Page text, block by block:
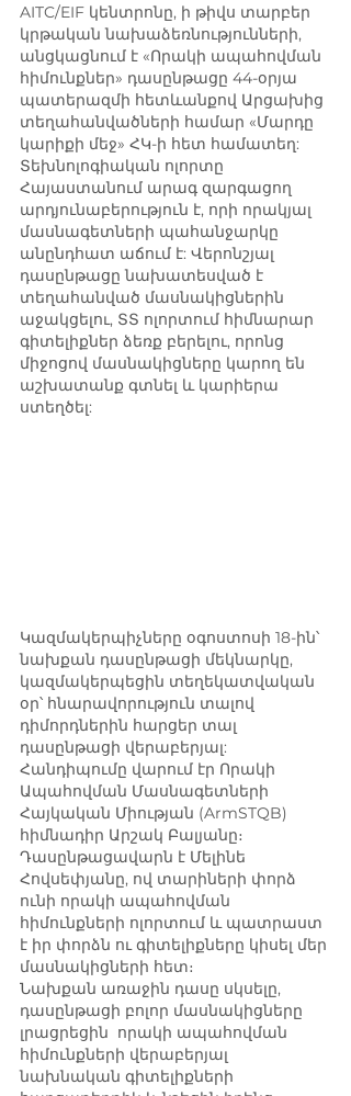
AITC/EIF կենտրոնը, ի թիվս տարբեր
կրթական նախաձեռնությունների,
անցկացնում է «Որակի ապահովման
հիմունքներ» դասընթացը 44-օրյա
պատերազմի հետևանքով Արցախից
տեղահանվածների համար «Մարդը
կարիքի մեջ» ՀԿ-ի հետ համատեղ:
Տեխնոլոգիական ոլորտը
Հայաստանում արագ զարգացող
արդյունաբերություն է, որի որակյալ
մասնագետների պահանջարկը
անընդհատ աճում է: Վերոնշյալ
դասընթացը նախատեսված է
տեղահանված մասնակիցներին
աջակցելու, ՏՏ ոլորտում հիմնարար
գիտելիքներ ձեռք բերելու, որոնց
միջոցով մասնակիցները կարող են
աշխատանք գտնել և կարիերա
ստեղծել:
Կազմակերպիչները օգոստոսի 18-ին՝
նախքան դասընթացի մեկնարկը,
կազմակերպեցին տեղեկատվական
օր՝ հնարավորություն տալով
դիմորդներին հարցեր տալ
դասընթացի վերաբերյալ:
Հանդիպումը վարում էր Որակի
Ապահովման Մասնագետների
Հայկական Միության (ArmSTQB)
հիմնադիր Արշակ Բալյանը։
Դասընթացավարն է Մելինե
Հովսեփյանը, ով տարիների փորձ
ունի որակի ապահովման
հիմունքների ոլորտում և պատրաստ
է իր փորձն ու գիտելիքները կիսել մեր
մասնակիցների հետ։
Նախքան առաջին դասը սկսելը,
դասընթացի բոլոր մասնակիցները
լրացրեցին  որակի ապահովման
հիմունքների վերաբերյալ
նախնական գիտելիքների